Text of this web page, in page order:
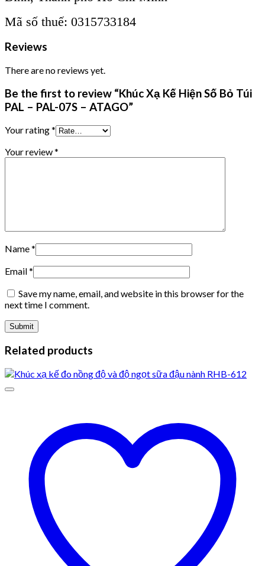
Mã số thuế: 0315733184
Reviews
There are no reviews yet.
Be the first to review “Khúc Xạ Kế Hiện Số Bỏ Túi
PAL – PAL-07S – ATAGO”
Your rating*
Your review*
Name*
Email*
Save my name, email, and website in this browser for the
next time I comment.
Related products